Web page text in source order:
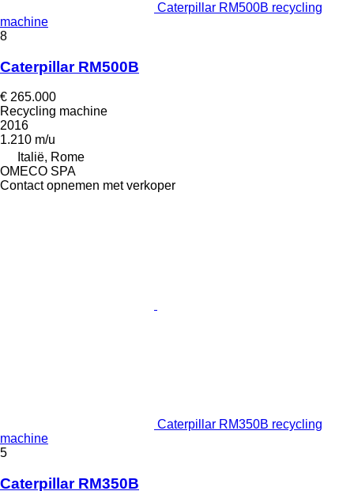
Caterpillar RM500B recycling
machine
8
Caterpillar RM500B
€ 265.000
Recycling machine
2016
1.210 m/u
Italië, Rome
OMECO SPA
Contact opnemen met verkoper
Caterpillar RM350B recycling
machine
5
Caterpillar RM350B